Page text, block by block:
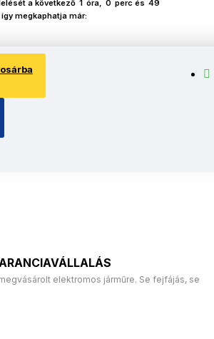
a következő 1 óra, 0 perc és 48
megkaphatja már:
elektromos járművek javításához és
elektromos járműre. Se fejfájás, se